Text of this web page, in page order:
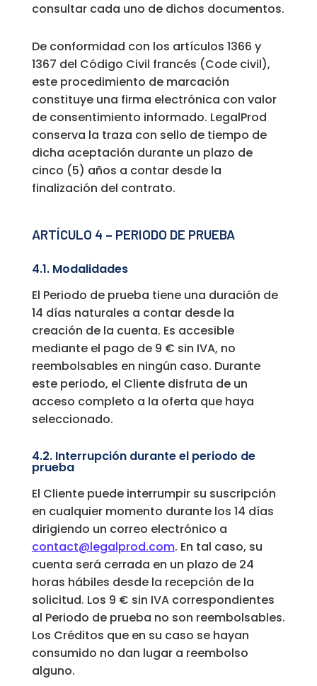
consultar cada uno de dichos documentos.
De conformidad con los artículos 1366 y
1367 del Código Civil francés (Code civil),
este procedimiento de marcación
constituye una firma electrónica con valor
de consentimiento informado. LegalProd
conserva la traza con sello de tiempo de
dicha aceptación durante un plazo de
cinco (5) años a contar desde la
finalización del contrato.
ARTÍCULO 4 – PERIODO DE PRUEBA
4.1. Modalidades
El Periodo de prueba tiene una duración de
14 días naturales a contar desde la
creación de la cuenta. Es accesible
mediante el pago de 9 € sin IVA, no
reembolsables en ningún caso. Durante
este periodo, el Cliente disfruta de un
acceso completo a la oferta que haya
seleccionado.
4.2. Interrupción durante el periodo de
prueba
El Cliente puede interrumpir su suscripción
en cualquier momento durante los 14 días
dirigiendo un correo electrónico a
contact@legalprod.com. En tal caso, su
cuenta será cerrada en un plazo de 24
horas hábiles desde la recepción de la
solicitud. Los 9 € sin IVA correspondientes
al Periodo de prueba no son reembolsables.
Los Créditos que en su caso se hayan
consumido no dan lugar a reembolso
alguno.